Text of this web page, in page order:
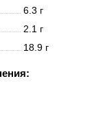
6.3 г
2.1 г
18.9 г